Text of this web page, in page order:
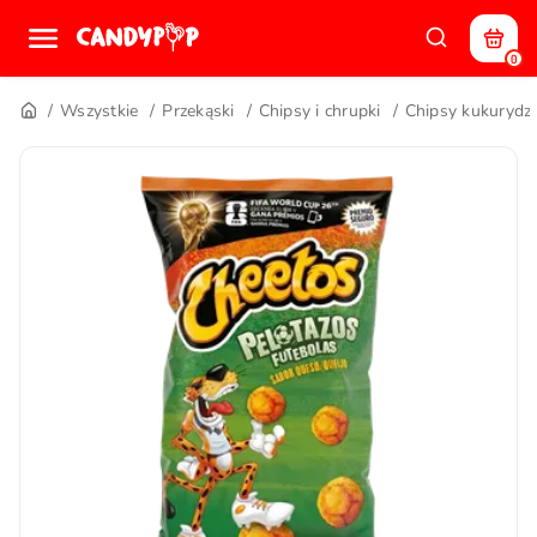
0
Wszystkie Przekąski Chipsy i chrupki Chipsy